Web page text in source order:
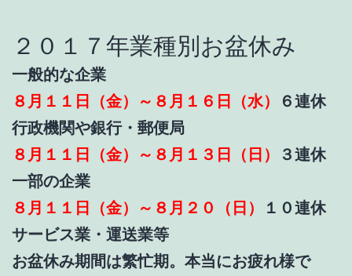
２０１７年業種別お盆休み
一般的な企業
８月１１日（金）～８月１６日（水）
６連休
行政機関や銀行・郵便局
８月１１日（金）～８月１３日（日）
３連休
一部の企業
８月１１日（金）～８月２０（日）
１０連休
サービス業・運送業等
お盆休み期間は繁忙期。本当にお疲れ様で